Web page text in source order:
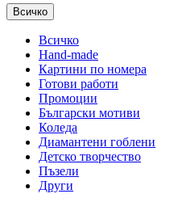
Всичко
Всичко
Hand-made
Картини по номера
Готови работи
Промоции
Български мотиви
Коледа
Диамантени гоблени
Детско творчество
Пъзели
Други